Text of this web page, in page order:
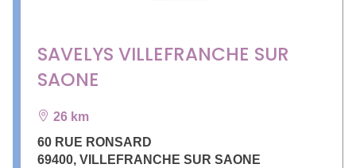
SAVELYS VILLEFRANCHE SUR
SAONE
26 km
60 RUE RONSARD
69400, VILLEFRANCHE SUR SAONE